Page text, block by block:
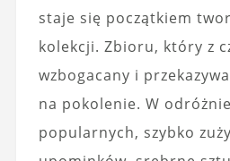
staje się początkiem
kolekcji. Zbioru, który z
wzbogacany i
na pokolenie. W
popularnych, szybko